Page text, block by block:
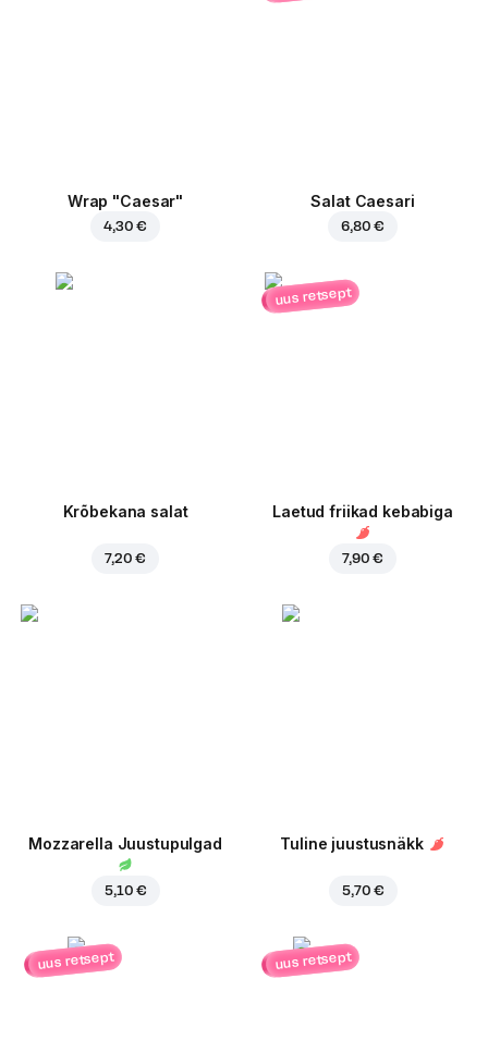
Wrap "Caesar"
4,30 €
Salat Caesari
6,80 €
Krõbekana salat
7,20 €
uus retsept
Laetud friikad kebabiga
7,90 €
Mozzarella Juustupulgad
5,10 €
Tuline juustusnäkk
5,70 €
uus retsept uus retsept